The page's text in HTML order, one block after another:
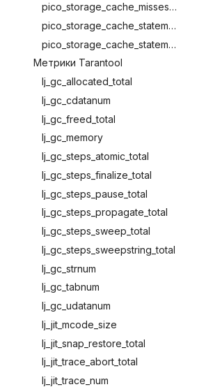
pico_storage_cache_misses_total
pico_storage_cache_statements_added_total
pico_storage_cache_statements_evicted_total
Метрики Tarantool
lj_gc_allocated_total
lj_gc_cdatanum
lj_gc_freed_total
lj_gc_memory
lj_gc_steps_atomic_total
lj_gc_steps_finalize_total
lj_gc_steps_pause_total
lj_gc_steps_propagate_total
lj_gc_steps_sweep_total
lj_gc_steps_sweepstring_total
lj_gc_strnum
lj_gc_tabnum
lj_gc_udatanum
lj_jit_mcode_size
lj_jit_snap_restore_total
lj_jit_trace_abort_total
lj_jit_trace_num